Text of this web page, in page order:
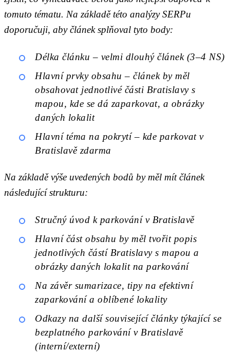
tomuto tématu. Na základě této analýzy SERPu
doporučuji, aby článek splňoval tyto body:
Délka článku – velmi dlouhý článek (3–4 NS)
Hlavní prvky obsahu – článek by měl
obsahovat jednotlivé části Bratislavy s
mapou, kde se dá zaparkovat, a obrázky
daných lokalit
Hlavní téma na pokrytí – kde parkovat v
Bratislavě zdarma
Na základě výše uvedených bodů by měl mít článek
následující strukturu:
Stručný úvod k parkování v Bratislavě
Hlavní část obsahu by měl tvořit popis
jednotlivých částí Bratislavy s mapou a
obrázky daných lokalit na parkování
Na závěr sumarizace, tipy na efektivní
zaparkování a oblíbené lokality
Odkazy na další související články týkající se
bezplatného parkování v Bratislavě
(interní/externí)